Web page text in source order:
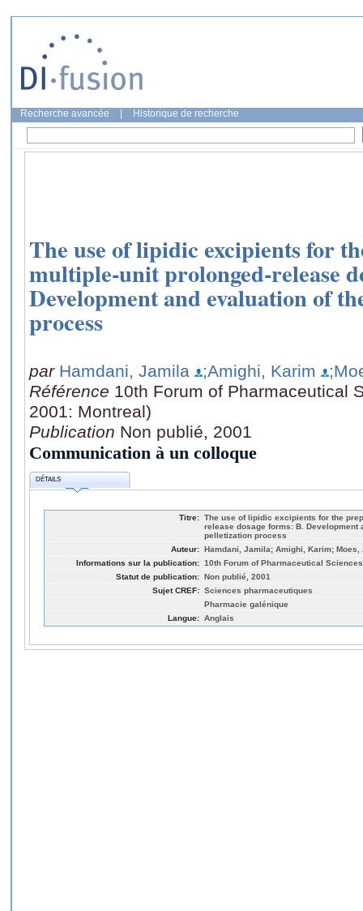
Recherche avancée Historique de recherche
The use of lipidic excipients for
multiple-unit prolonged-release
Development and evaluation of
process
par Hamdani, Jamila ;Amighi, Karim
Référence 10th Forum of Pharmaceutical
2001: Montreal)
Publication Non publié, 2001
Communication à un colloque
DÉTAILS
Titre: The use of lipidic excipients for the
release dosage forms: B. Development
pelletization process
Auteur: Hamdani, Jamila; Amighi, Karim; Moes,
Informations sur la publication: 10th Forum of Pharmaceutical
Statut de publication: Non publié, 2001
Sujet CREF: Sciences pharmaceutiques
Pharmacie galénique
Langue: Anglais